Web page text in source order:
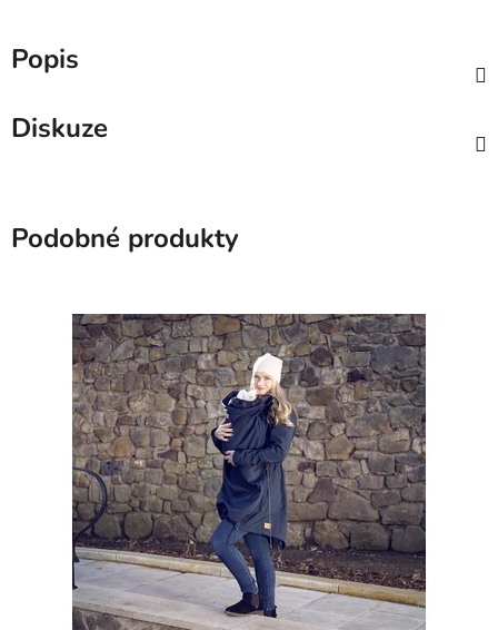
Popis
Diskuze
Podobné produkty